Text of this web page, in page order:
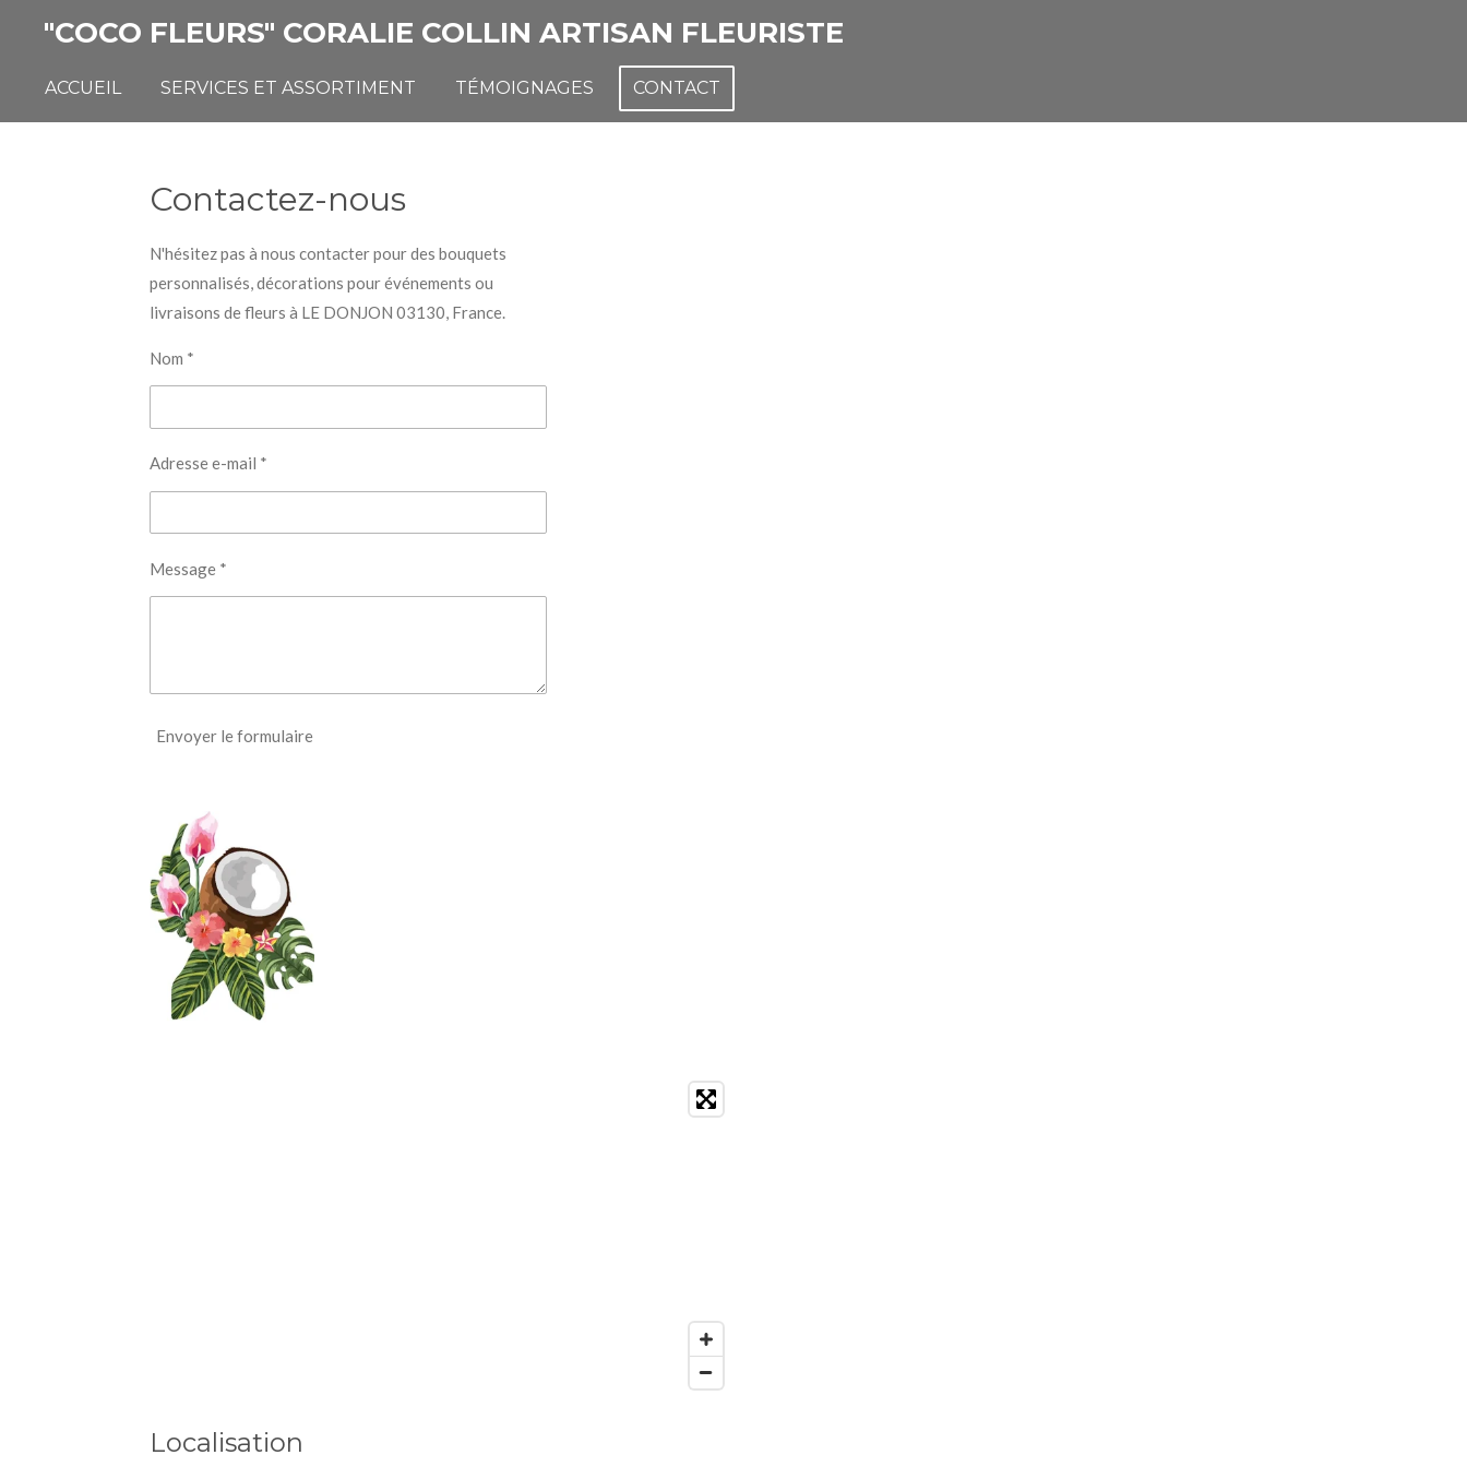
Passer
contenu
"COCO FLEURS" CORALIE COLLIN ARTISAN FLEURISTE
ACCUEIL SERVICES ET ASSORTIMENT TÉMOIGNAGES CONTACT
Contactez-nous
N'hésitez pas à nous contacter pour des bouquets
personnalisés, décorations pour événements ou
livraisons de fleurs à LE DONJON 03130, France.
Nom *
Adresse e-mail *
Message *
Envoyer le formulaire
Localisation